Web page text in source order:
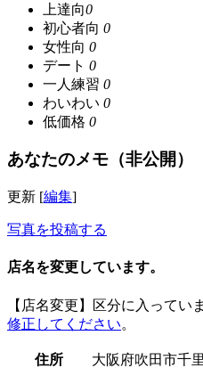
上達向0
初心者向 0
女性向 0
デート 0
一人練習 0
わいわい 0
低価格 0
あなたのメモ（非公開）
更新 [編集]
写真を投稿する
店名を変更しています。
【店名変更】区分に入ってい
修正してください。
住所
大阪府吹田市千